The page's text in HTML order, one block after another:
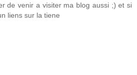
de venir a visiter ma blog aussi ;) et si
liens sur la tiene